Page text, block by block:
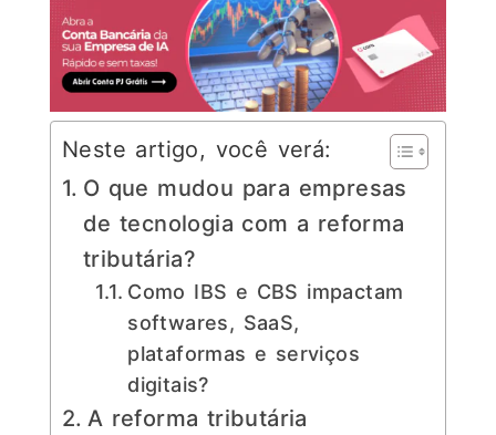
Neste artigo, você verá:
O que mudou para empresas
de tecnologia com a reforma
tributária?
Como IBS e CBS impactam
softwares, SaaS,
plataformas e serviços
digitais?
A reforma tributária